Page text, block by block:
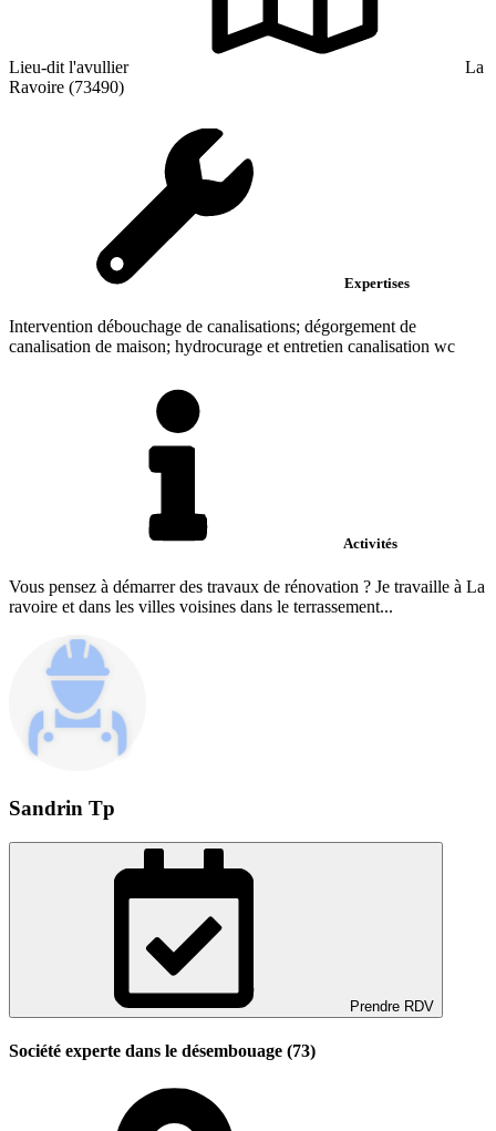
Lieu-dit l'avullier
La
Ravoire (73490)
Expertises
Intervention débouchage de canalisations; dégorgement de
canalisation de maison; hydrocurage et entretien canalisation wc
Activités
Vous pensez à démarrer des travaux de rénovation ? Je travaille à La
ravoire et dans les villes voisines dans le terrassement...
Sandrin Tp
Prendre RDV
Société experte dans le désembouage (73)